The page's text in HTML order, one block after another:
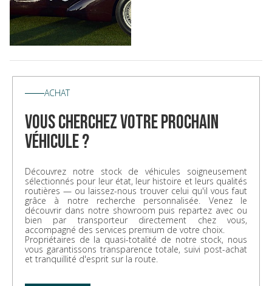
ACHAT
vous cherchez votre prochain
véhicule ?
Découvrez notre stock de véhicules soigneusement
sélectionnés pour leur état, leur histoire et leurs qualités
routières — ou laissez-nous trouver celui qu'il vous faut
grâce à notre recherche personnalisée. Venez le
découvrir dans notre showroom puis repartez avec ou
bien par transporteur directement chez vous,
accompagné des services premium de votre choix.
Propriétaires de la quasi-totalité de notre stock, nous
vous garantissons transparence totale, suivi post-achat
et tranquillité d'esprit sur la route.